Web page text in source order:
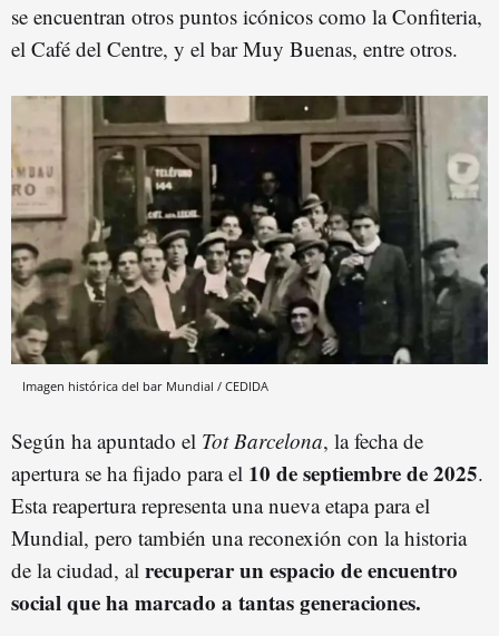
se encuentran otros puntos icónicos como la Confiteria,
el Café del Centre, y el bar Muy Buenas, entre otros.
Imagen histórica del bar Mundial / CEDIDA
Según ha apuntado el Tot Barcelona, la fecha de
apertura se ha fijado para el 10 de septiembre de 2025.
Esta reapertura representa una nueva etapa para el
Mundial, pero también una reconexión con la historia
de la ciudad, al recuperar un espacio de encuentro
social que ha marcado a tantas generaciones.